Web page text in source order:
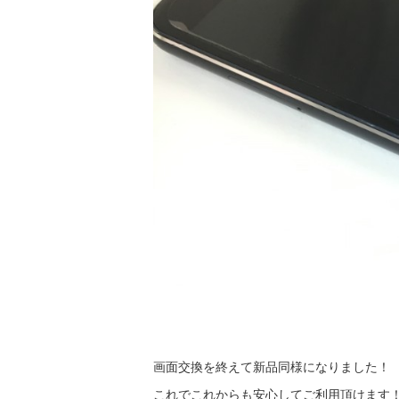
画面交換を終えて新品同様になりました！
これでこれからも安心してご利用頂けます